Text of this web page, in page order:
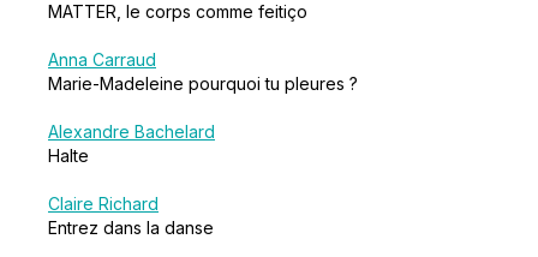
MATTER, le corps comme feitiço
Anna Carraud
Marie-Madeleine pourquoi tu pleures ?
Alexandre Bachelard
Halte
Claire Richard
Entrez dans la danse